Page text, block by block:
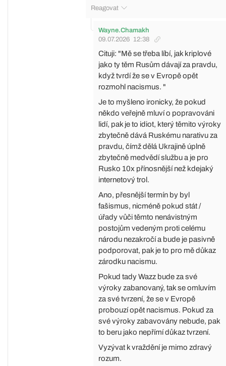
Reagovat
Wayne.Chamakh
09.07.2026 12:38
Cituji: "Mě se třeba líbí, jak kriplové
jako ty těm Rusům dávají za pravdu,
když tvrdí že se v Evropě opět
rozmohl nacismus. "
Je to myšleno ironicky, že pokud
někdo veřejně mluví o popravováni
lidí, pak je to idiot, který těmito výroky
zbytečně dává Ruskému narativu za
pravdu, čímž dělá Ukrajině úplně
zbytečně medvědí službu a je pro
Rusko 10x přínosnější než kdejaký
internetový trol.
Ano, přesnější termín by byl
fašismus, nicméně pokud stát /
úřady vůči těmto nenávistným
postojům vedeným proti celému
národu nezakročí a bude je pasivně
podporovat, pak je to pro mě důkaz
zárodku nacismu.
Pokud tady Wazz bude za své
výroky zabanovaný, tak se omluvím
za své tvrzení, že se v Evropě
probouzí opět nacismus. Pokud za
své výroky zabavovány nebude, pak
to beru jako nepřímí důkaz tvrzení.
Vyzývat k vraždění je mimo zdravý
rozum.